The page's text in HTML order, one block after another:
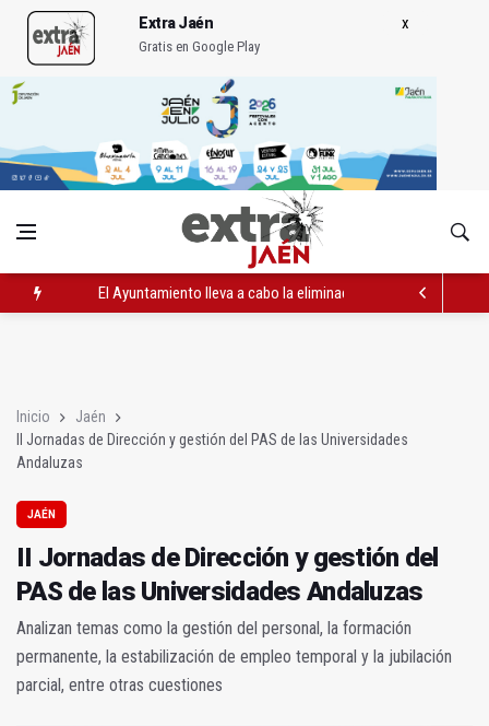
Extra Jaén
Gratis en Google Play
El Ayuntamiento lleva a cabo la eliminación de grafitis en el
Inicio
Jaén
II Jornadas de Dirección y gestión del PAS de las Universidades
Andaluzas
JAÉN
II Jornadas de Dirección y gestión del
PAS de las Universidades Andaluzas
Analizan temas como la gestión del personal, la formación
permanente, la estabilización de empleo temporal y la jubilación
parcial, entre otras cuestiones